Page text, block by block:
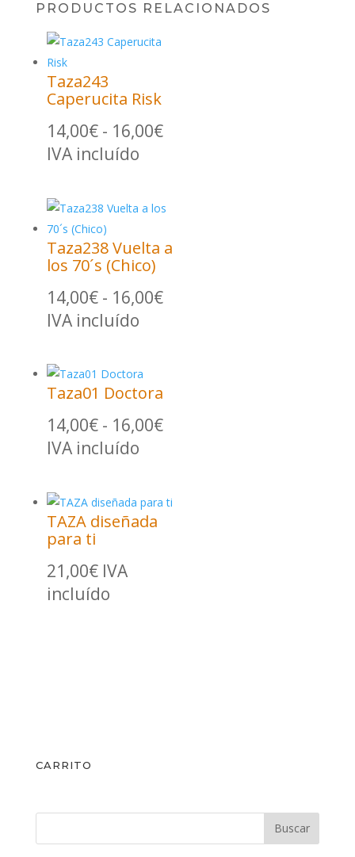
PRODUCTOS RELACIONADOS
Taza243
Caperucita Risk
14,00€ - 16,00€Rango
14,00€
16,00€
IVA incluído
Taza238 Vuelta a
los 70´s (Chico)
14,00€ - 16,00€Rango
hasta
16,00€
IVA incluído
Taza01 Doctora
14,00€ - 16,00€Rango
14,00€
IVA incluído
TAZA diseñada
para ti
21,00€ IVA
incluído
CARRITO